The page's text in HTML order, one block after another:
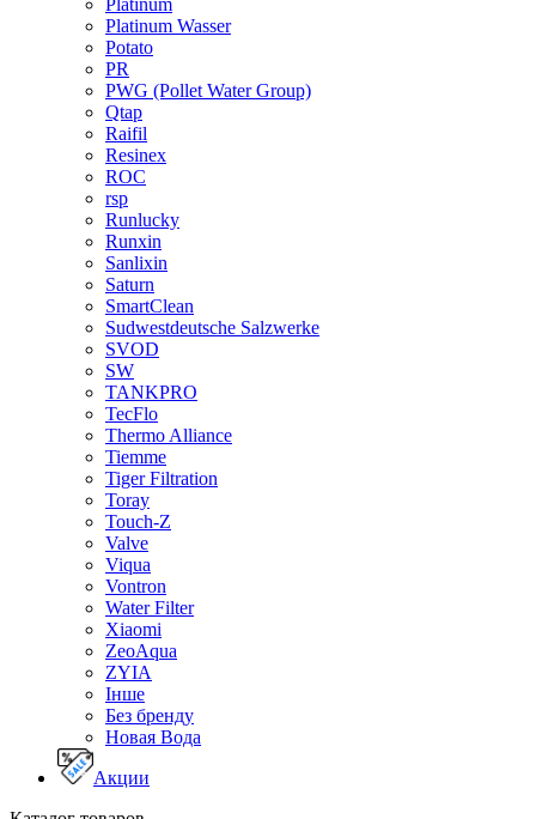
Platinum
Platinum Wasser
Potato
PR
PWG (Pollet Water Group)
Qtap
Raifil
Resinex
ROC
rsp
Runlucky
Runxin
Sanlixin
Saturn
SmartClean
Sudwestdeutsche Salzwerke
SVOD
SW
TANKPRO
TecFlo
Thermo Alliance
Tiemme
Tiger Filtration
Toray
Touch-Z
Valve
Viqua
Vontron
Water Filter
Xiaomi
ZeoAqua
ZYIA
Інше
Без бренду
Новая Вода
Акции